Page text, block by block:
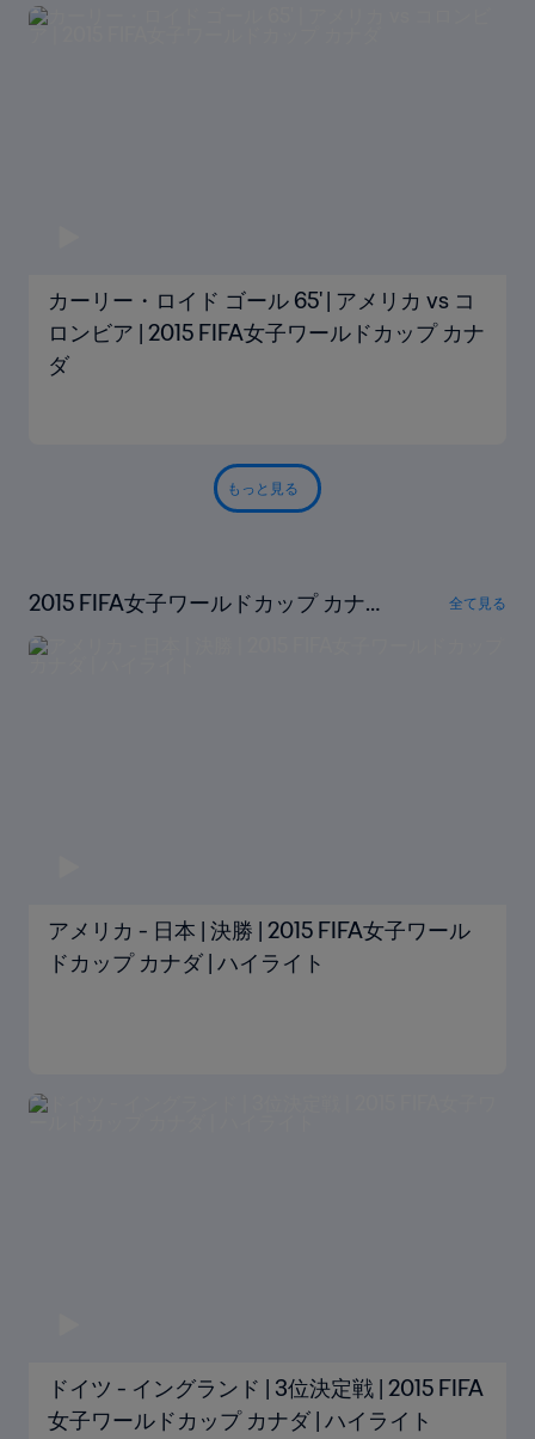
カーリー・ロイド ゴール 65' | アメリカ vs コ
ロンビア | 2015 FIFA女子ワールドカップ カナ
ダ
もっと見る
2015 FIFA女子ワールドカップ カナ
ダ｜フルマッチリプレイ
全て見る
アメリカ - 日本 | 決勝 | 2015 FIFA女子ワール
ドカップ カナダ | ハイライト
ドイツ - イングランド | 3位決定戦 | 2015 FIFA
女子ワールドカップ カナダ | ハイライト